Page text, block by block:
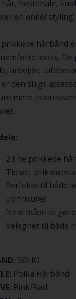
hår, hestehale,
en enkel
prikkede hårbånd
looks.
arbejde,
er den slags
mere
2 fine prikkede
Tidløst
Perfekte til både
up frisurer
Nem måde at
Velegnet til både
SOHO
Polka Hårbånd
Pink/Rød